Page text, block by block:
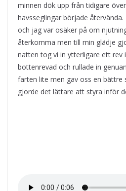
minnen dök upp från tidigare
havsseglingar började
och jag var osäker på om
återkomma men till min glädje
natten tog vi in ytterligare ett rev
bottenrevad och rullade in
farten lite men gav oss en bättre
gjorde det lättare att styra inför